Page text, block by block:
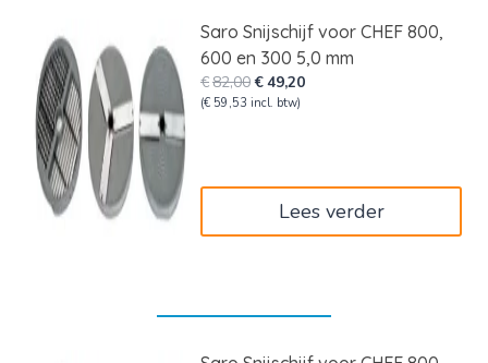
Saro Snijschijf voor CHEF 800,
600 en 300 5,0 mm
€82,00Oorspronkelijke
prijs
€49,20Huidige
(€ 59,53 incl. btw)
Lees verder